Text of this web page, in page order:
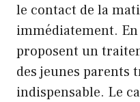
le contact de la
immédiatement.
proposent un
des jeunes parents
indispensable. Le